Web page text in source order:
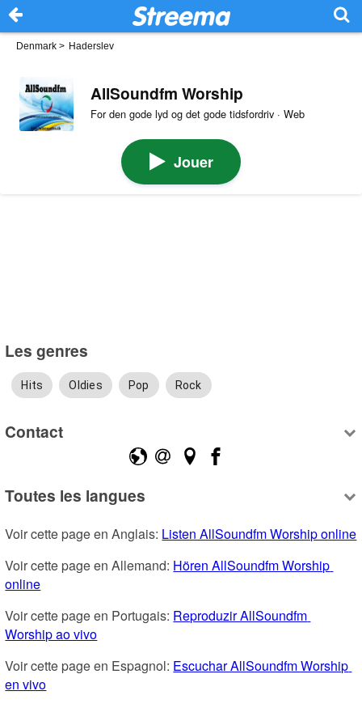
Denmark > Haderslev
AllSoundfm Worship
For den gode lyd og det gode tidsfordriv · Web
Jouer
Les genres
Hits Oldies Pop Rock
Contact
Toutes les langues
Voir cette page en Anglais: Listen AllSoundfm Worship online
Voir cette page en Allemand: Hören AllSoundfm Worship
online
Voir cette page en Portugais: Reproduzir AllSoundfm
Worship ao vivo
Voir cette page en Espagnol: Escuchar AllSoundfm Worship
en vivo